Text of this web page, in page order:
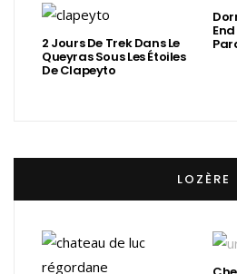
2 Jours De Trek Dans Le
Queyras Sous Les Étoiles
De Clapeyto
LOZÈRE